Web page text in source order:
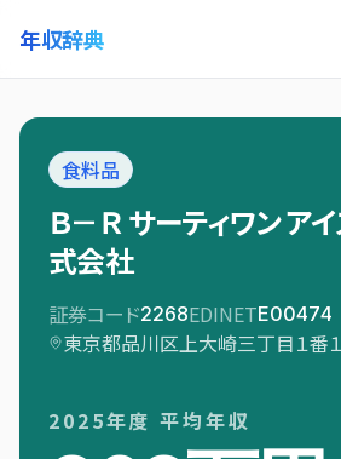
年収辞典
食料品
Ｂ－Ｒ サーティワン ア
式会社
証券コード2268EDINETE00474
東京都品川区上大崎三丁目１番
2025年度 平均年収